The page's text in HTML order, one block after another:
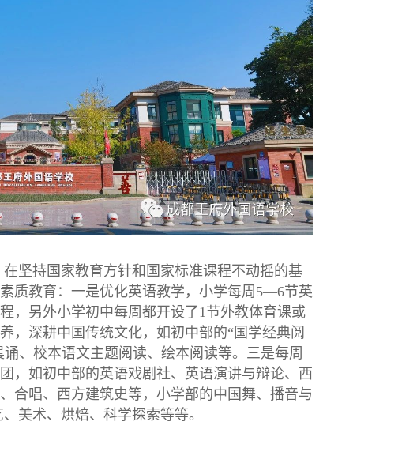
坚持国家教育方针和国家标准课程不动摇的基
质教育：一是优化英语教学，小学每周5—6节英
，另外小学初中每周都开设了1节外教体育课或
，深耕中国传统文化，如初中部的“国学经典阅
、校本语文主题阅读、绘本阅读等。三是每周
，如初中部的英语戏剧社、英语演讲与辩论、西
合唱、西方建筑史等，小学部的中国舞、播音与
美术、烘焙、科学探索等等。